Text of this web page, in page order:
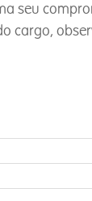
seu
cargo,